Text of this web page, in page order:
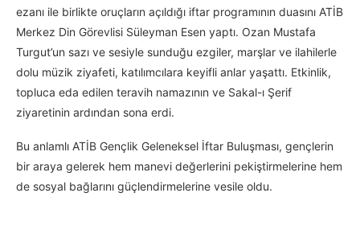
ezanı ile birlikte oruçların açıldığı iftar programının duasını ATİB
Merkez Din Görevlisi Süleyman Esen yaptı. Ozan Mustafa
Turgut’un sazı ve sesiyle sunduğu ezgiler, marşlar ve ilahilerle
dolu müzik ziyafeti, katılımcılara keyifli anlar yaşattı. Etkinlik,
topluca eda edilen teravih namazının ve Sakal-ı Şerif
ziyaretinin ardından sona erdi.
Bu anlamlı ATİB Gençlik Geleneksel İftar Buluşması, gençlerin
bir araya gelerek hem manevi değerlerini pekiştirmelerine hem
de sosyal bağlarını güçlendirmelerine vesile oldu.